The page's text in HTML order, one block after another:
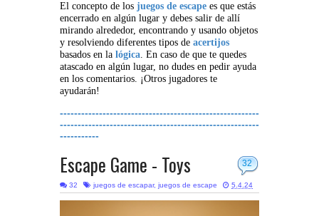
El concepto de los juegos de escape es que estás
encerrado en algún lugar y debes salir de allí
mirando alrededor, encontrando y usando objetos
y resolviendo diferentes tipos de acertijos
basados en la lógica. En caso de que te quedes
atascado en algún lugar, no dudes en pedir ayuda
en los comentarios. ¡Otros jugadores te
ayudarán!
--------------------------------------------------------
--------------------------------------------------------
-----------
32
Escape Game - Toys
32 juegos de escapar, juegos de escape 5.4.24